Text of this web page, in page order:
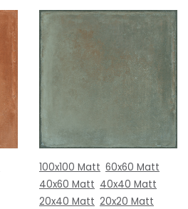
100x100 Matt 60x60 Matt
40x60 Matt 40x40 Matt
20x40 Matt 20x20 Matt